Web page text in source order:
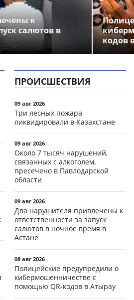
к
салютов в
кодов
ПРОИСШЕСТВИЯ
09 авг 2026
Три лесных пожара
ликвидировали в Казахстане
09 авг 2026
Около 7 тысяч нарушений,
связанных с алкоголем,
пресечено в Павлодарской
области
09 авг 2026
Два нарушителя привлечены к
ответственности за запуск
салютов в ночное время в
Астане
08 авг 2026
Полицейские предупредили о
кибермошенничестве с
помощью QR-кодов в Атырау